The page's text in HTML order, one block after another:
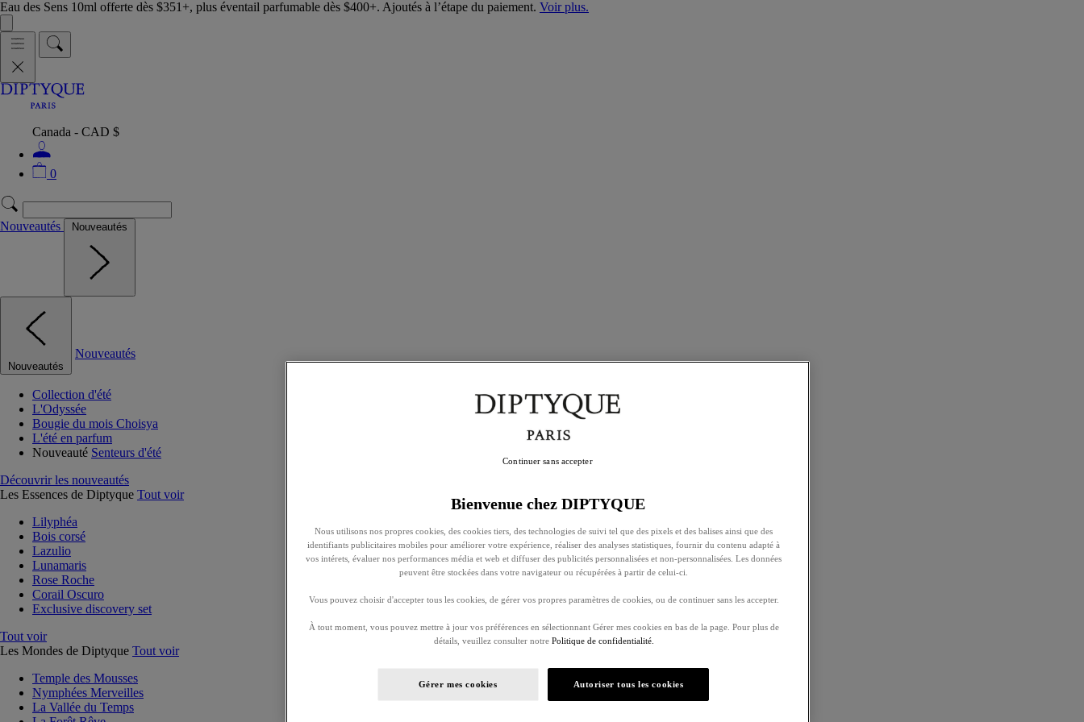
Eau des Sens 10ml offerte dès $351+, plus éventail parfumable dès $400+. Ajoutés à l’étape du paiement. Voir plus.
Canada - CAD $
0
Nouveautés Nouveautés
Nouveautés
Nouveautés
Collection d'été
L'Odyssée
Bougie du mois Choisya
L'été en parfum
Nouveauté Senteurs d'été
Découvrir les nouveautés
Les Essences de Diptyque Tout voir
Lilyphéa
Bois corsé
Lazulio
Lunamaris
Rose Roche
Corail Oscuro
Exclusive discovery set
Tout voir
Les Mondes de Diptyque Tout voir
Temple des Mousses
Nymphées Merveilles
La Vallée du Temps
Bienvenue chez DIPTYQUE
Nous utilisons nos propres cookies, des cookies tiers, des technologies de suivi tel que des pixels et des balises ainsi que des
identifiants publicitaires mobiles pour améliorer votre expérience, réaliser des analyses statistiques, fournir du contenu adapté à
vos intérets, évaluer nos performances média et web et diffuser des publicités personnalisées et non-personnalisées. Les données
peuvent être stockées dans votre navigateur ou récupérées à partir de celui-ci.
Vous pouvez choisir d'accepter tous les cookies, de gérer vos propres paramètres de cookies, ou de continuer sans les accepter.
À tout moment, vous pouvez mettre à jour vos préférences en sélectionnant Gérer mes cookies en bas de la page. Pour plus de
détails, veuillez consulter notre Politique de confidentialité.
Gérer mes cookies Autoriser tous les cookies
Continuer sans accepter